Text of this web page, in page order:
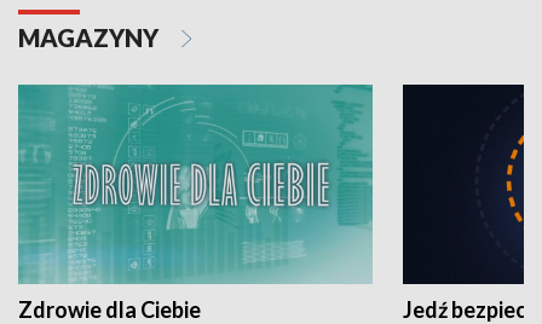
MAGAZYNY
Zdrowie dla Ciebie Jedź